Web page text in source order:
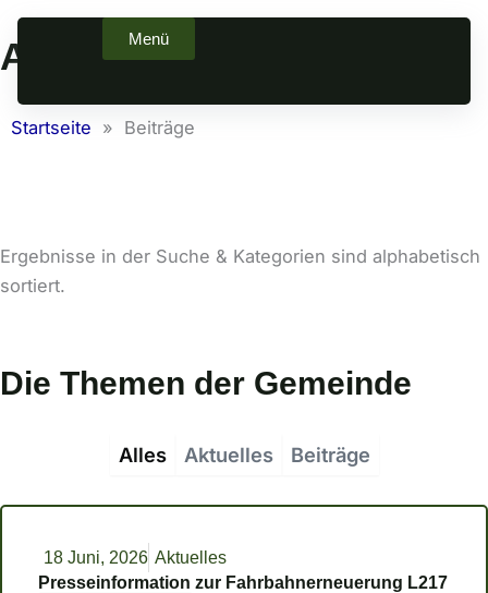
Zum
Inhalt
springen
Menü
Aktuelles & Beiträge
Startseite » Beiträge
Ergebnisse in der Suche & Kategorien sind alphabetisch
sortiert.
Die Themen der Gemeinde
Aktuelles Beiträge
Alles
18 Juni, 2026 Aktuelles
Presseinformation zur Fahrbahnerneuerung L217